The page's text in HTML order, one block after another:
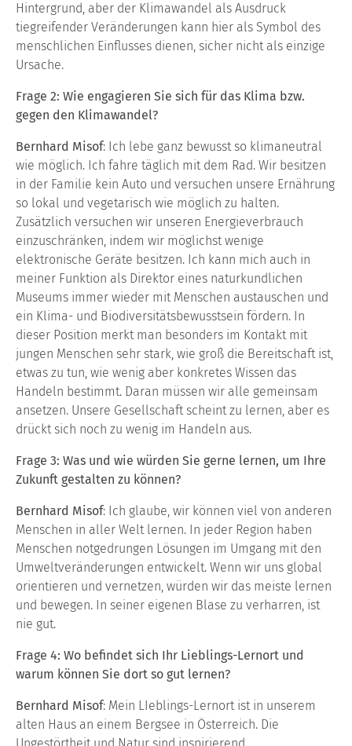
Hintergrund, aber der Klimawandel als Ausdruck
tiegreifender Veränderungen kann hier als Symbol des
menschlichen Einflusses dienen, sicher nicht als einzige
Ursache.
Frage 2: Wie engagieren Sie sich für das Klima bzw.
gegen den Klimawandel?
Bernhard Misof: Ich lebe ganz bewusst so klimaneutral
wie möglich. Ich fahre täglich mit dem Rad. Wir besitzen
in der Familie kein Auto und versuchen unsere Ernährung
so lokal und vegetarisch wie möglich zu halten.
Zusätzlich versuchen wir unseren Energieverbrauch
einzuschränken, indem wir möglichst wenige
elektronische Geräte besitzen. Ich kann mich auch in
meiner Funktion als Direktor eines naturkundlichen
Museums immer wieder mit Menschen austauschen und
ein Klima- und Biodiversitätsbewusstsein fördern. In
dieser Position merkt man besonders im Kontakt mit
jungen Menschen sehr stark, wie groß die Bereitschaft ist,
etwas zu tun, wie wenig aber konkretes Wissen das
Handeln bestimmt. Daran müssen wir alle gemeinsam
ansetzen. Unsere Gesellschaft scheint zu lernen, aber es
drückt sich noch zu wenig im Handeln aus.
Frage 3: Was und wie würden Sie gerne lernen, um Ihre
Zukunft gestalten zu können?
Bernhard Misof: Ich glaube, wir können viel von anderen
Menschen in aller Welt lernen. In jeder Region haben
Menschen notgedrungen Lösungen im Umgang mit den
Umweltveränderungen entwickelt. Wenn wir uns global
orientieren und vernetzen, würden wir das meiste lernen
und bewegen. In seiner eigenen Blase zu verharren, ist
nie gut.
Frage 4: Wo befindet sich Ihr Lieblings-Lernort und
warum können Sie dort so gut lernen?
Bernhard Misof: Mein LIeblings-Lernort ist in unserem
alten Haus an einem Bergsee in Österreich. Die